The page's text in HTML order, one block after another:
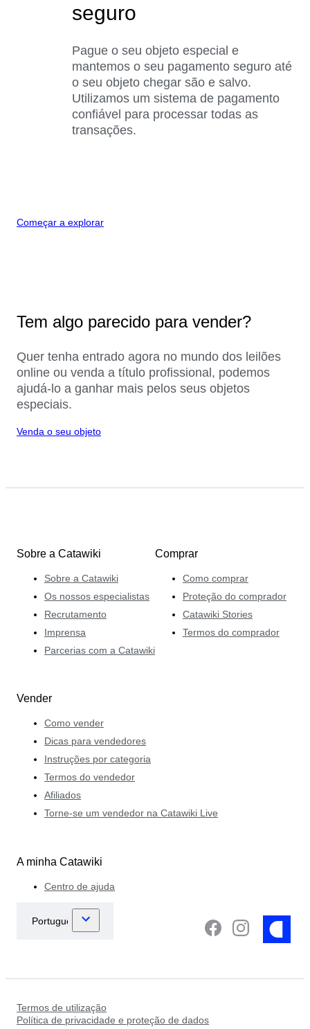
seguro
Pague o seu objeto especial e
mantemos o seu pagamento seguro até
o seu objeto chegar são e salvo.
Utilizamos um sistema de pagamento
confiável para processar todas as
transações.
Começar a explorar
Tem algo parecido para vender?
Quer tenha entrado agora no mundo dos leilões
online ou venda a título profissional, podemos
ajudá-lo a ganhar mais pelos seus objetos
especiais.
Venda o seu objeto
Sobre a Catawiki
Sobre a Catawiki
Os nossos especialistas
Recrutamento
Imprensa
Parcerias com a Catawiki
Comprar
Como comprar
Proteção do comprador
Catawiki Stories
Termos do comprador
Vender
Como vender
Dicas para vendedores
Instruções por categoria
Termos do vendedor
Afiliados
Torne-se um vendedor na Catawiki Live
A minha Catawiki
Centro de ajuda
Termos de utilização
Política de privacidade e proteção de dados